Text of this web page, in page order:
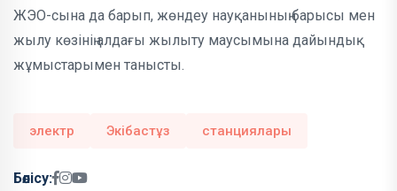
ЖЭО-сына да барып, жөндеу науқанының барысы мен
жылу көзінің алдағы жылыту маусымына дайындық
жұмыстарымен танысты.
электр Экібастұз станциялары
Бөлісу: